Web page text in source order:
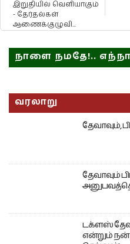
இறுதியில் வெளியாகும்
- தேர்தல்கள்
ஆணைக்குழுவி...
நாளை நமதே!..
வரலாறு
தேவாவும்,
தேவாவும்
டக்ளஸ்
என்றும்